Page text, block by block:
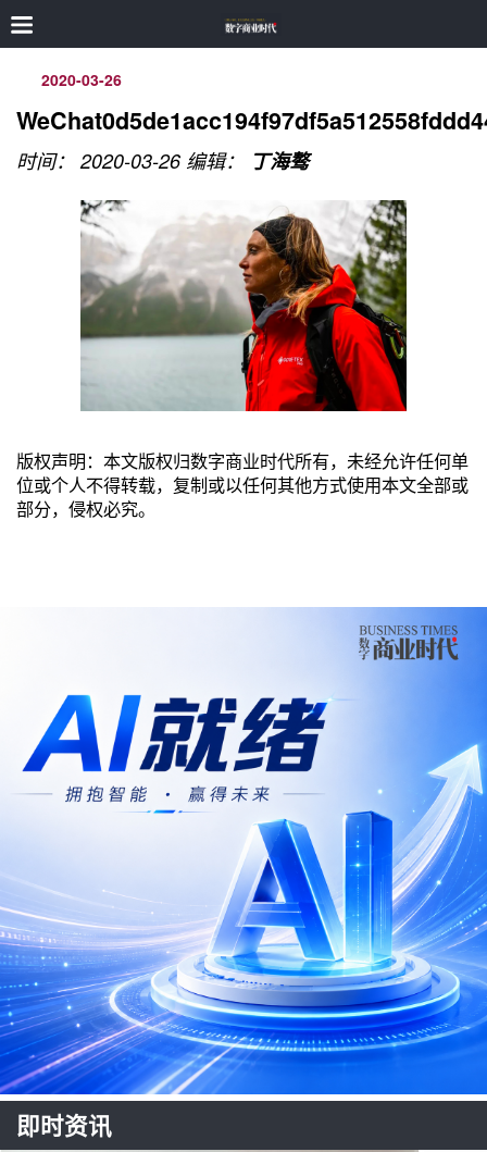
2020-03-26
时间： 2020-03-26 编辑： 丁海骜
版权声明：本文版权归数字商业时代所有，未经允许任何单
位或个人不得转载，复制或以任何其他方式使用本文全部或
部分，侵权必究。
即时资讯